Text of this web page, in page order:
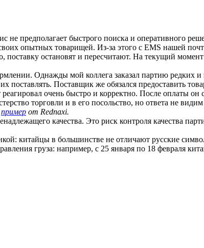
не предполагает быстрого поиска и оперативного
опытных товарищей. Из-за этого с EMS нашей
поставку остановят и пересчитают. На текущий
Однажды мой коллега заказал партию редких
поставлять. Поставщик же обязался предоставить
очень быстро и корректно. После оплаты
торговли и в его посольство, но ответа не
пример от Rednaxi.
качества. Это риск контроля качества
китайцы в большинстве не отличают русские
груза: например, с 25 января по 18 февраля